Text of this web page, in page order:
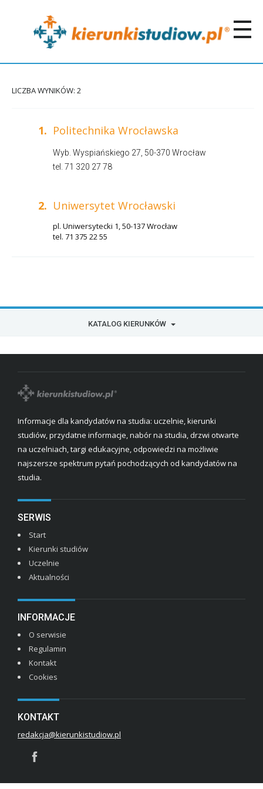
LICZBA WYNIKÓW: 2
1. Politechnika Wrocławska
Wyb. Wyspiańskiego 27, 50-370 Wrocław
tel. 71 320 27 78
2. Uniwersytet Wrocławski
pl. Uniwersytecki 1, 50-137 Wrocław
tel. 71 375 22 55
KATALOG KIERUNKÓW
Informacje dla kandydatów na studia: uczelnie, kierunki
studiów, przydatne informacje, nabór na studia, drzwi otwarte
na uczelniach, targi edukacyjne, odpowiedzi na możliwie
najszersze spektrum pytań pochodzących od kandydatów na
studia.
SERWIS
Start
Kierunki studiów
Uczelnie
Aktualności
INFORMACJE
O serwisie
Regulamin
Kontakt
Cookies
KONTAKT
redakcja@kierunkistudiow.pl